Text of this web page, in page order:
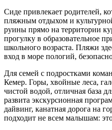
Сиде привлекает родителей,
пляжным отдыхом и
руины прямо на территории
прогулку в образовательное
школьного возраста. Пляжи
вход в море пологий,
Для семей с подростками
Кемер. Горы, хвойные леса,
чистой водой, отличная база
развита экскурсионная
дайвинг, канатная дорога на
подходит не всем малышам: